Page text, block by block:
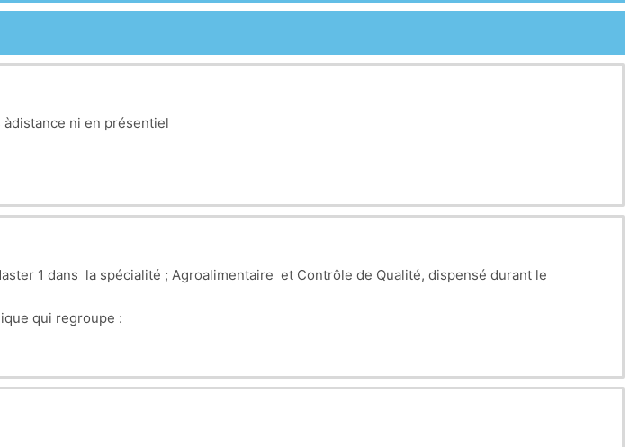
ni en présentiel
1 dans la spécialité ; Agroalimentaire et Contrôle de Qualité, dispensé durant le
qui regroupe :